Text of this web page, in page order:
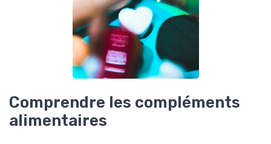
Comprendre les compléments
alimentaires